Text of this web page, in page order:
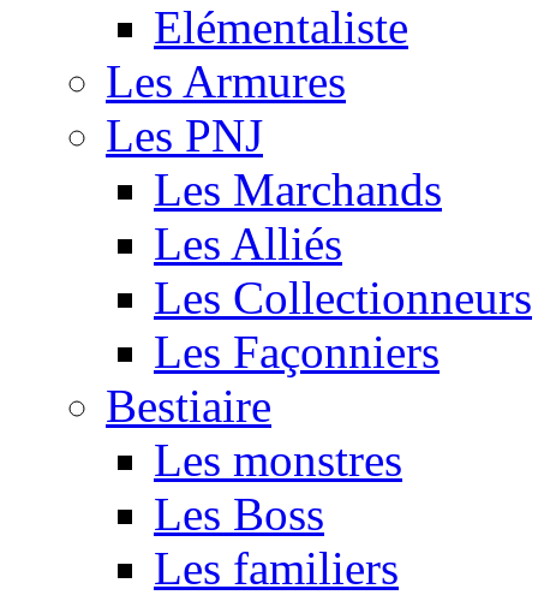
Elémentaliste
Les Armures
Les PNJ
Les Marchands
Les Alliés
Les Collectionneurs
Les Façonniers
Bestiaire
Les monstres
Les Boss
Les familiers